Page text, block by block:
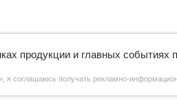
продукции и главных событиях
я соглашаюсь получать рекламно-